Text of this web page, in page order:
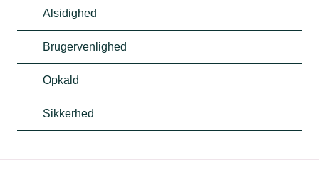
Alsidighed
Brugervenlighed
Opkald
Sikkerhed